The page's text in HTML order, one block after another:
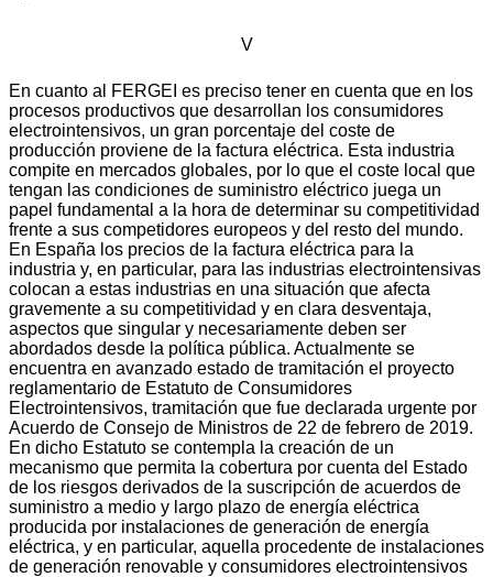
V
En cuanto al FERGEI es preciso tener en cuenta que en los
procesos productivos que desarrollan los consumidores
electrointensivos, un gran porcentaje del coste de
producción proviene de la factura eléctrica. Esta industria
compite en mercados globales, por lo que el coste local que
tengan las condiciones de suministro eléctrico juega un
papel fundamental a la hora de determinar su competitividad
frente a sus competidores europeos y del resto del mundo.
En España los precios de la factura eléctrica para la
industria y, en particular, para las industrias electrointensivas
colocan a estas industrias en una situación que afecta
gravemente a su competitividad y en clara desventaja,
aspectos que singular y necesariamente deben ser
abordados desde la política pública. Actualmente se
encuentra en avanzado estado de tramitación el proyecto
reglamentario de Estatuto de Consumidores
Electrointensivos, tramitación que fue declarada urgente por
Acuerdo de Consejo de Ministros de 22 de febrero de 2019.
En dicho Estatuto se contempla la creación de un
mecanismo que permita la cobertura por cuenta del Estado
de los riesgos derivados de la suscripción de acuerdos de
suministro a medio y largo plazo de energía eléctrica
producida por instalaciones de generación de energía
eléctrica, y en particular, aquella procedente de instalaciones
de generación renovable y consumidores electrointensivos